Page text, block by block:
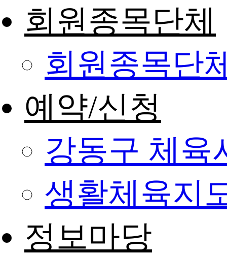
회원종목단체
회원종목단
예약/신청
강동구 체육
생활체육지
정보마당